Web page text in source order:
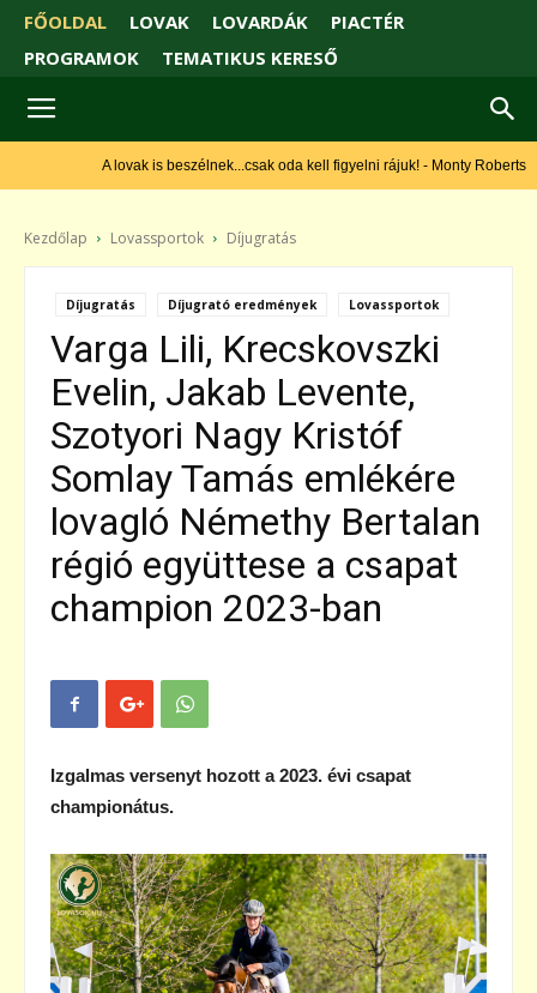
FŐOLDAL LOVAK LOVARDÁK
PIACTÉR
PROGRAMOK
TEMATIKUS KERESŐ
A lovak is beszélnek...csak oda kell figyelni rájuk! - Monty Roberts
Kezdőlap Lovassportok Díjugratás
Díjugratás Díjugrató eredmények Lovassportok
Varga Lili, Krecskovszki
Evelin, Jakab Levente,
Szotyori Nagy Kristóf
Somlay Tamás emlékére
lovagló Némethy Bertalan
régió együttese a csapat
champion 2023-ban
Izgalmas versenyt hozott a 2023. évi csapat
championátus.